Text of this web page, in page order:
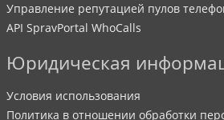
Управление репутацией пулов
API SpravPortal WhoCalls
Юридическая
Условия использования
Политика в отношении обработки